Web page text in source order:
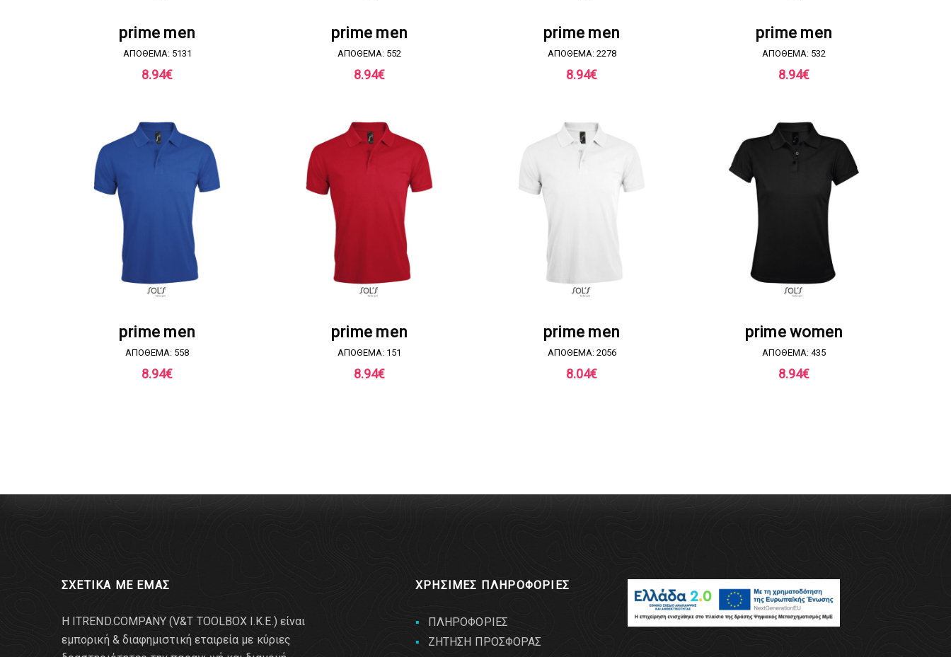
ΖΗΤΗΣΤΕ ΠΡΟΣΦΟΡΑ
prime men
ΑΠΟΘΕΜΑ: 5131
8.94€
ΖΗΤΗΣΤΕ ΠΡΟΣΦΟΡΑ
prime men
ΑΠΟΘΕΜΑ: 552
8.94€
ΖΗΤΗΣΤΕ ΠΡΟΣΦΟΡΑ
prime men
ΑΠΟΘΕΜΑ: 2278
8.94€
ΖΗΤΗΣΤΕ ΠΡΟΣΦΟΡΑ
prime men
ΑΠΟΘΕΜΑ: 532
8.94€
ΖΗΤΗΣΤΕ ΠΡΟΣΦΟΡΑ
prime men
ΑΠΟΘΕΜΑ: 558
8.94€
ΖΗΤΗΣΤΕ ΠΡΟΣΦΟΡΑ
prime men
ΑΠΟΘΕΜΑ: 151
8.94€
ΖΗΤΗΣΤΕ ΠΡΟΣΦΟΡΑ
prime men
ΑΠΟΘΕΜΑ: 2056
8.04€
ΖΗΤΗΣΤΕ ΠΡΟΣΦΟΡΑ
prime women
ΑΠΟΘΕΜΑ: 435
8.94€
ΣΧΕΤΙΚΑ ΜΕ ΕΜΑΣ
Η ITREND.COMPANY (V&T TOOLBOX Ι.Κ.Ε.) είναι
εμπορική & διαφημιστική εταιρεία με κύριες
ΧΡΗΣΙΜΕΣ ΠΛΗΡΟΦΟΡΙΕΣ
ΠΛΗΡΟΦΟΡΙΕΣ
ΖΗΤΗΣΗ ΠΡΟΣΦΟΡΑΣ